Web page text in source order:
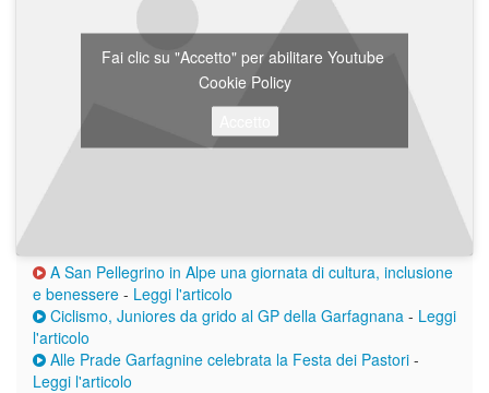
Fai clic su "Accetto" per abilitare Youtube
Cookie Policy
A San Pellegrino in Alpe una giornata di cultura, inclusione
e benessere - Leggi l'articolo
Ciclismo, Juniores da grido al GP della Garfagnana - Leggi
l'articolo
Alle Prade Garfagnine celebrata la Festa dei Pastori -
Leggi l'articolo